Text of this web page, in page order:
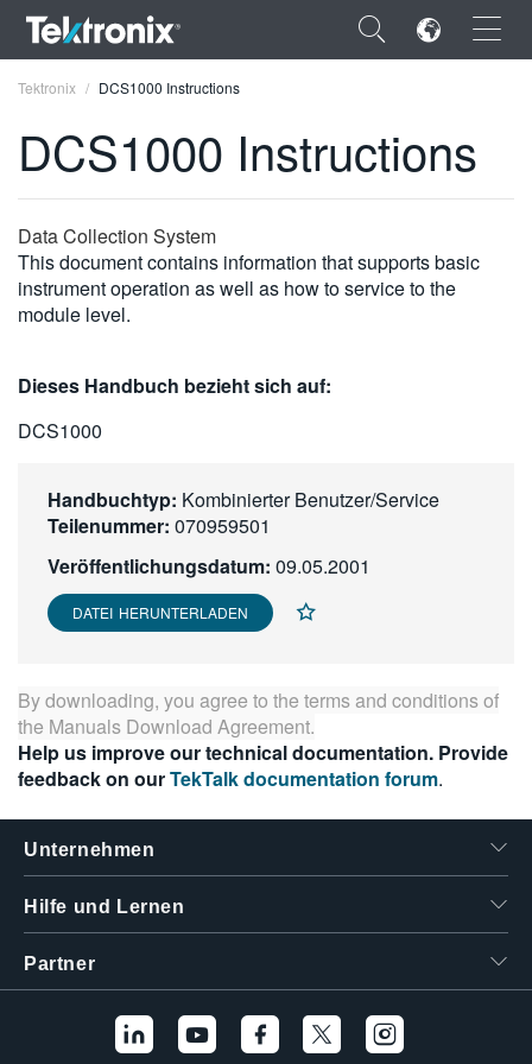
×
ENGLISH
FRANÇAIS
DEUTSCH
한국어
繁體中文
Tektronix DCS1000 Instructions
DCS1000 Instructions
Data Collection System
This document contains information that supports basic
instrument operation as well as how to service to the
module level.
Dieses Handbuch bezieht sich auf:
DCS1000
Handbuchtyp: Kombinierter Benutzer/Service
Teilenummer: 070959501
Veröffentlichungsdatum: 09.05.2001
DATEI HERUNTERLADEN
By downloading, you agree to the terms and conditions of
the Manuals Download Agreement.
Help us improve our technical documentation. Provide
feedback on ourTekTalk documentation forum.
Unternehmen
Hilfe und Lernen
Partner